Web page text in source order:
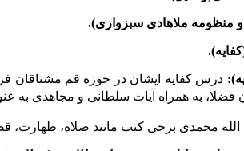
درس کفایه ایشان در حوزه قم مشتاقان
فضلا، به همراه آیات سلطانى و مجاهدى
الله محمدى برخى کتب مانند صلاه، طهارت،